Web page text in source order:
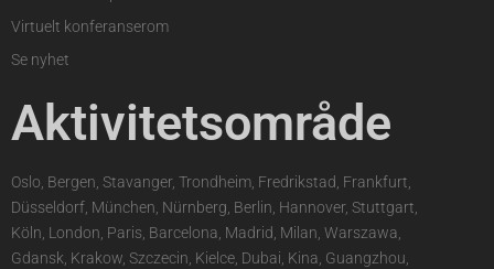
Virtuelt konferanserom
Se nyhet
Aktivitetsområde
Oslo, Bergen, Stavanger, Trondheim, Fredrikstad, Frankfurt,
Düsseldorf, München, Nürnberg, Berlin, Hannover, Stuttgart,
Köln, London, Paris, Barcelona, Madrid, Milan, Warszawa,
Gdansk, Krakow, Szczecin, Kielce, Dubai, Kina, Guangzhou,